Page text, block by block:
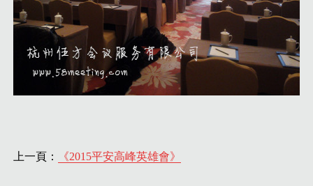
上一頁： 《2015平安高峰英雄會》